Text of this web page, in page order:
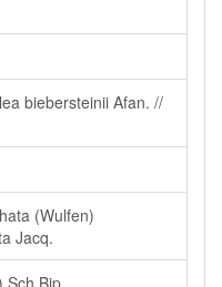
biebersteinii Afan. //
(Wulfen)
Jacq.